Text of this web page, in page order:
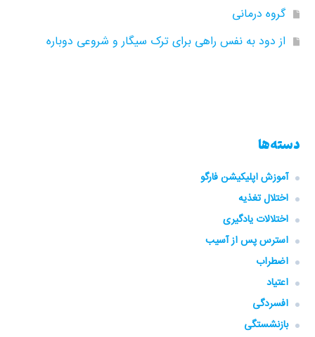
گروه‌ درمانی
از دود به نفس راهی برای ترک سیگار و شروعی دوباره
دسته‌ها
آموزش اپلیکیشن فارگو
اختلال تغذیه
اختلالات یادگیری
استرس پس از آسیب
اضطراب
اعتیاد
افسردگی
بازنشستگی